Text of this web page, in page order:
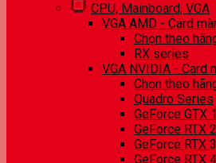
CPU, Mainboard, VGA
VGA AMD - Card
Chọn theo
RX series
VGA NVIDIA - Card
Chọn theo
Quadro Series
GeForce GTX
GeForce RTX
GeForce RTX
GeForce RTX